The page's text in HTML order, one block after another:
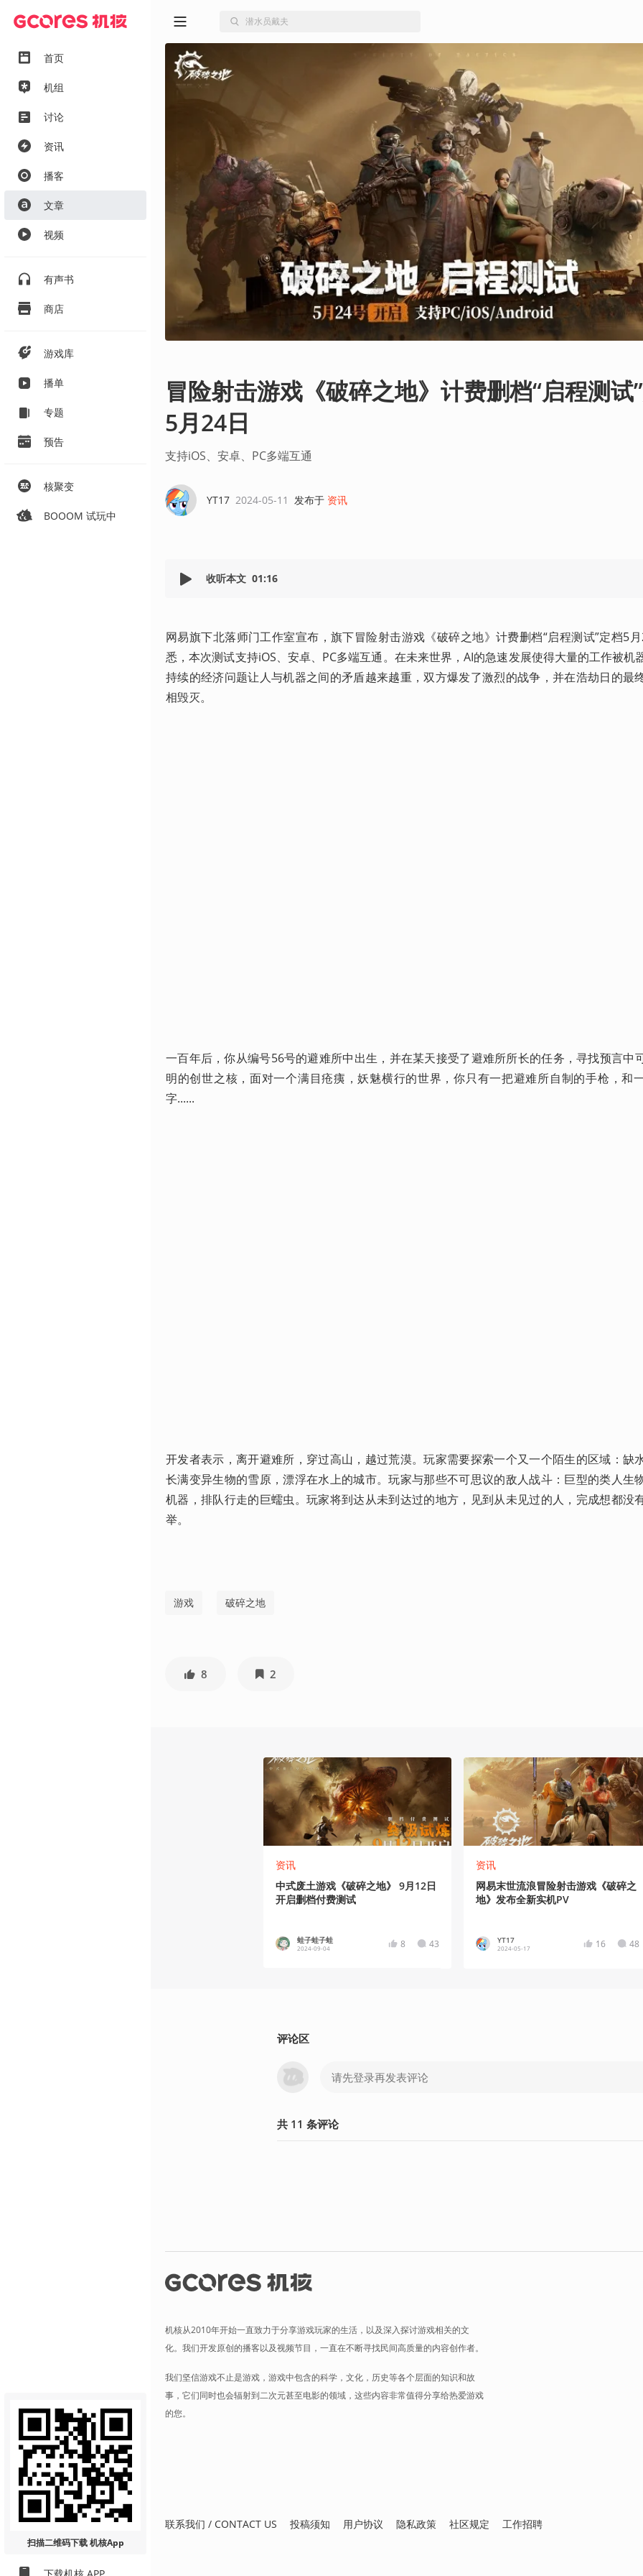
首页
机组
讨论
资讯
播客
文章
视频
有声书
商店
游戏库
播单
专题
预告
核聚变
BOOOM 试玩中
扫描二维码下载 机核App
冒险射击游戏《破碎之地》计费删档“启程测试
5月24日
支持iOS、安卓、PC多端互通
YT17 2024-05-11 发布于 资讯
收听本文 01:16
网易旗下北落师门工作室宣布，旗下冒险射击游戏《破碎之地》计费删档“启程测试”定档5
悉，本次测试支持iOS、安卓、PC多端互通。在未来世界，AI的急速发展使得大量的工作被机
持续的经济问题让人与机器之间的矛盾越来越重，双方爆发了激烈的战争，并在浩劫日的最
相毁灭。
一百年后，你从编号56号的避难所中出生，并在某天接受了避难所所长的任务，寻找预言中
明的创世之核，面对一个满目疮痍，妖魅横行的世界，你只有一把避难所自制的手枪，和
字......
开发者表示，离开避难所，穿过高山，越过荒漠。玩家需要探索一个又一个陌生的区域：缺
长满变异生物的雪原，漂浮在水上的城市。玩家与那些不可思议的敌人战斗：巨型的类人生
机器，排队行走的巨蠕虫。玩家将到达从未到达过的地方，见到从未见过的人，完成想都没
举。
游戏 破碎之地
8 2
资讯
中式废土游戏《破碎之地》 9月12日
开启删档付费测试
蛙子蛙子蛙
2024-09-04 8 43
资讯
网易末世流浪冒险射击游戏《破碎之
地》发布全新实机PV
YT17
2024-05-17 16 48
评论区
共 11 条评论
机核从2010年开始一直致力于分享游戏玩家的生活，以及深入探讨游戏相关的文
化。我们开发原创的播客以及视频节目，一直在不断寻找民间高质量的内容创作者。
我们坚信游戏不止是游戏，游戏中包含的科学，文化，历史等各个层面的知识和故
事，它们同时也会辐射到二次元甚至电影的领域，这些内容非常值得分享给热爱游戏
的您。
联系我们 / CONTACT US 投稿须知 用户协议 隐私政策 社区规定 工作招聘